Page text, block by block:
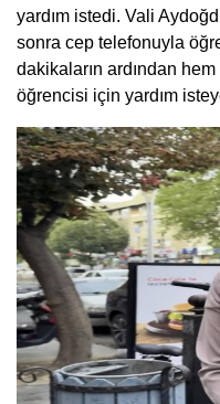
yardım istedi. Vali
sonra cep telefonuyla
dakikaların ardından
öğrencisi için yardım